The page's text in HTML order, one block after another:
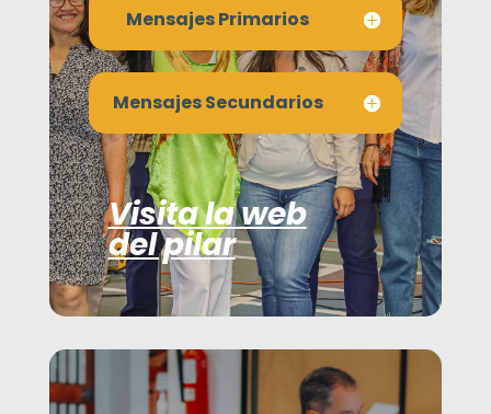
Mensajes Primarios
Mensajes Secundarios
Visita la web
del pilar